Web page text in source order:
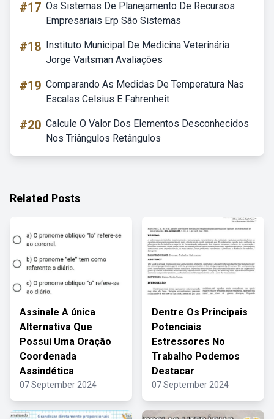
#17 Os Sistemas De Planejamento De Recursos
Empresariais Erp São Sistemas
#18 Instituto Municipal De Medicina Veterinária
Jorge Vaitsman Avaliações
#19 Comparando As Medidas De Temperatura Nas
Escalas Celsius E Fahrenheit
#20 Calcule O Valor Dos Elementos Desconhecidos
Nos Triângulos Retângulos
Related Posts
Assinale A única
Alternativa Que
Possui Uma Oração
Coordenada
Assindética
07 September 2024
Dentre Os Principais
Potenciais
Estressores No
Trabalho Podemos
Destacar
07 September 2024